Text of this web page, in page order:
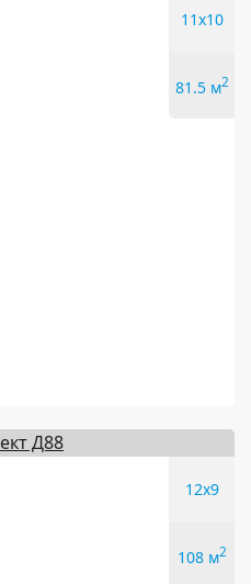
11x10
81.5 м2
12x9
108 м2